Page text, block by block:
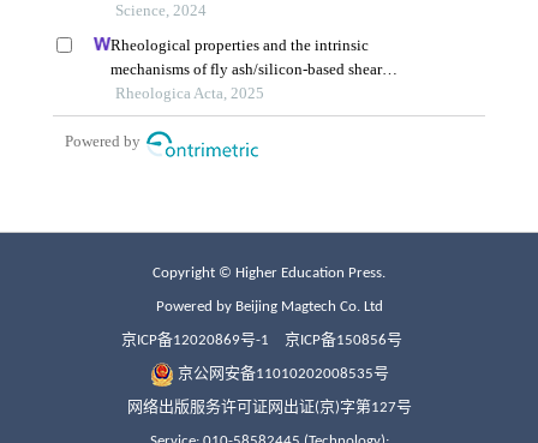
Copyright © Higher Education Press.
Powered by Beijing Magtech Co. Ltd
京ICP备12020869号-1 京ICP备150856号
京公网安备11010202008535号
网络出版服务许可证网出证(京)字第127号